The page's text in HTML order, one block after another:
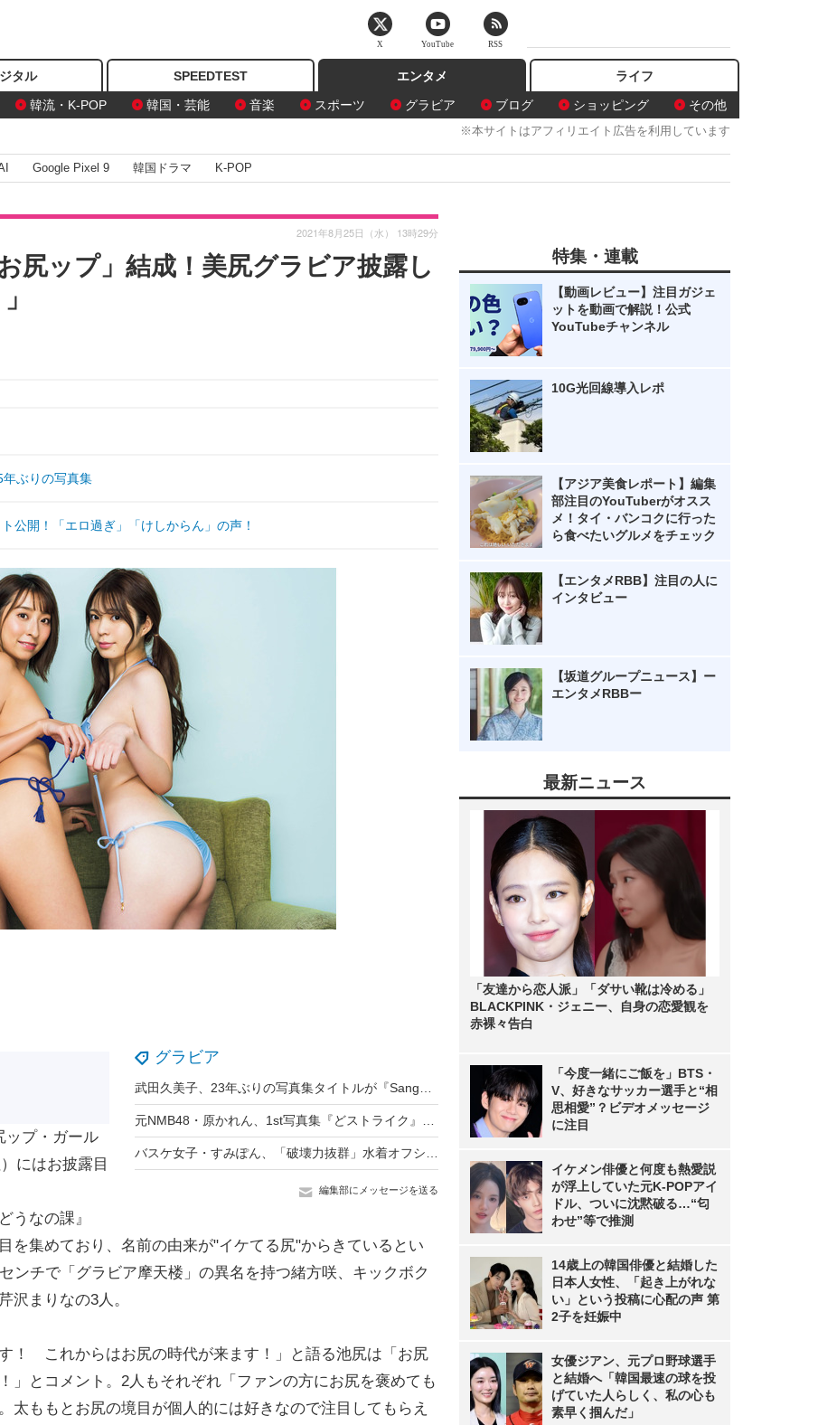
タル SPEEDTEST
エンタメ
韓流・K-POP 韓国・芸能 音楽 スポーツ グラビア ブログ ショッピング その他
ライフ
※本サイトはアフィリエイト広告を利用しています
Google Pixel 9 韓国ドラマ K-POP
尻ップ」結成！美尻グラビア披露し
2021年8月25日（水） 13時29分
ぶりの写真集
公開！「エロ過ぎ」「けしからん」の声！
グラビア
編集部にメッセージを送る
プ・ガール
にはお披露目
うなの課』
を集めており、名前の由来が"イケてる尻"からきているとい
ンチで「グラビア摩天楼」の異名を持つ緒方咲、キックボク
沢まりなの3人。
！ これからはお尻の時代が来ます！」と語る池尻は「お尻
」とコメント。2人もそれぞれ「ファンの方にお尻を褒めても
太ももとお尻の境目が個人的には好きなので注目してもらえ
特集・連載
【動画レビュー】注目ガジェ
ットを動画で解説！公式
YouTubeチャンネル
10G光回線導入レポ
【アジア美食レポート】編集
部注目のYouTuberがオスス
メ！タイ・バンコクに行った
ら食べたいグルメをチェック
【エンタメRBB】注目の人に
インタビュー
【坂道グループニュース】ー
エンタメRBBー
最新ニュース
「友達から恋人派」「ダサい靴は冷める」
BLACKPINK・ジェニー、自身の恋愛観を
赤裸々告白
「今度一緒にご飯を」BTS・
V、好きなサッカー選手と“相
思相愛”？ビデオメッセージ
に注目
イケメン俳優と何度も熱愛説
が浮上していた元K-POPアイ
ドル、ついに沈黙破る…“匂
わせ”等で推測
14歳上の韓国俳優と結婚した
日本人女性、「起き上がれな
い」という投稿に心配の声 第
2子を妊娠中
女優ジアン、元プロ野球選手
と結婚へ「韓国最速の球を投
げていた人らしく、私の心も
素早く掴んだ」
X YouTube RSS